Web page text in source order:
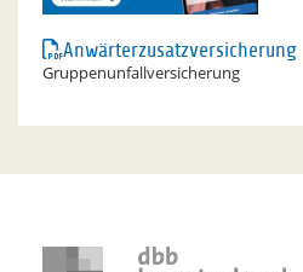
Anwärterzusatzversicherung
Gruppenunfallversicherung